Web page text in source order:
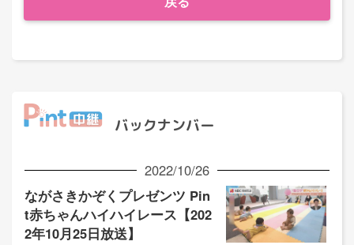
バックナンバー
2022/10/26
ながさきかぞくプレゼンツ Pin
t赤ちゃんハイハイレース【202
2年10月25日放送】